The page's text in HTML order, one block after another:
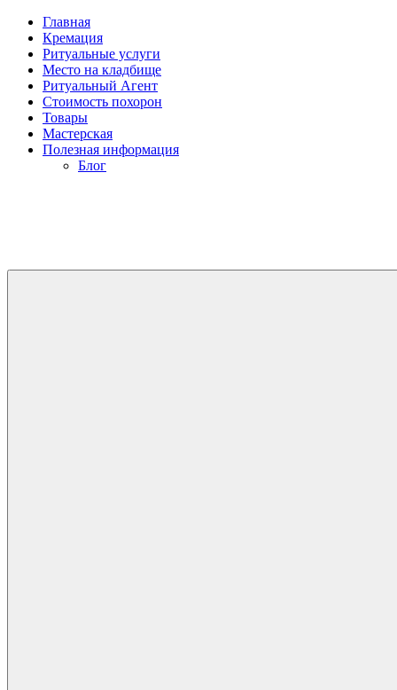
Главная
Кремация
Ритуальные услуги
Место на кладбище
Ритуальный Агент
Стоимость похорон
Товары
Мастерская
Полезная информация
Блог